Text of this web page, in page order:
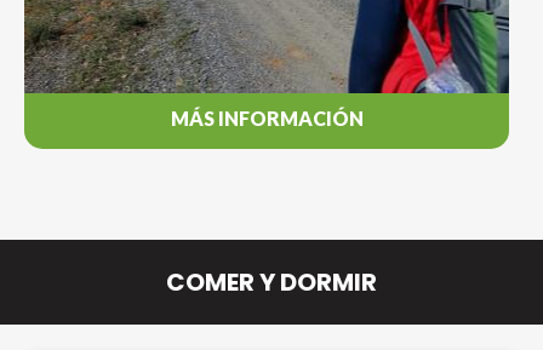
MÁS INFORMACIÓN
COMER Y DORMIR